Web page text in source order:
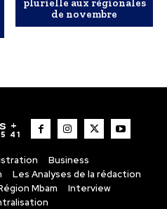
plurielle aux régionales
de novembre
+
41
Business
Les Analyses de la rédaction
Mbam
Interview